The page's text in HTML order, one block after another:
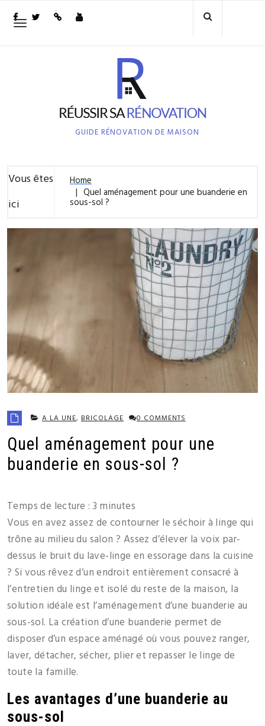
Toggle
GUIDE RÉNOVATION DE MAISON
Vous êtes
ici
Home
Quel aménagement pour une buanderie en
sous-sol ?
A LA UNE, BRICOLAGE 0 COMMENTS
Quel aménagement pour une
buanderie en sous-sol ?
Temps de lecture : 3 minutes
Vous en avez assez de contourner le séchoir à linge qui
trône au milieu du salon ? Assez d’élever la voix par-
dessus le bruit du lave-linge en essorage dans la cuisine
? Si vous rêvez d’un endroit entièrement consacré à
l’entretien du linge et isolé du reste de la maison, la
solution idéale est l’aménagement d’une buanderie au
sous-sol. La création d’une buanderie permet de
disposer d’un espace aménagé où vous pouvez ranger,
laver, détacher, sécher, plier et repasser le linge de
toute la famille.
Les avantages d’une buanderie au
sous-sol